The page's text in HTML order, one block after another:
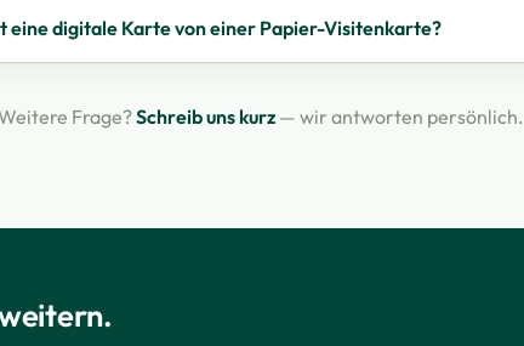
eine digitale Karte von einer Papier-Visitenkarte?
Frage?Schreib uns kurz — wir antworten persönlich.